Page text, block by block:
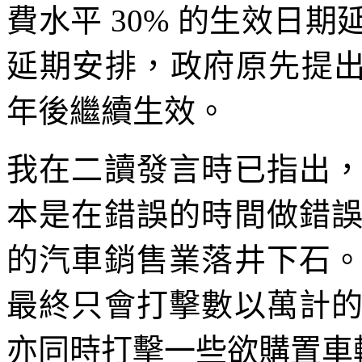
費水平 30% 的生效日期
延期安排，政府原先提
年後繼續生效。
我在二讀發言時已指出
本是在錯誤的時間做錯
的汽車銷售業落井下石
最終只會打擊數以萬計
亦同時打擊一些欲購置